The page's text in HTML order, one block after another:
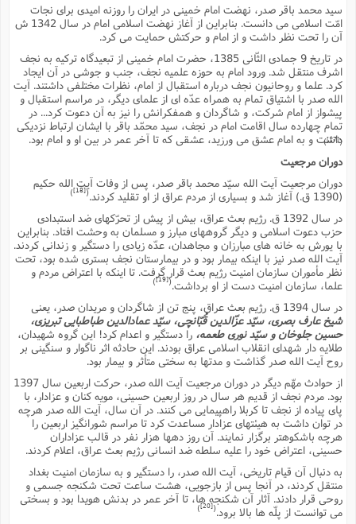
سید محمد باقر صدر، نهضت امام خمینى در ایران را روزنه امیدى براى نجات
امّت اسلامى مى دانست. بنابراین از آغاز نهضت اسلامى امام در سال 1342 ش
آن را تحت نظر داشت و از امام و حرکتش حمایت مى کرد.
در تاریخ 9 جمادى الثّانى 1385، حضرت امام خمینى از تبعیدگاه ترکیه به نجف
اشرف منتقل شد. ورود امام به حوزه علمیه نجف، جنب و جوشى در آن ایجاد
کرد. علما و روحانیون نجف درباره استقبال از امام، نظرات مختلفى داشتند. آیت
الله صدر با اشتیاق تمام به همراه عدّه اى از علماى دیگر، در مراسم استقبال و
پیشواز از امام شرکت، و شاگردان و همفکرانش را نیز به آن دعوت کرد... در
تمام چهارده سال اقامت امام در نجف، سید محمّد باقر با ایشان ارتباط نزدیکى
داشت و به امام عشق مى ورزید، عشقى که تا آخر عمر در بین او و امام بود.[17]
)
دوران مرجعیت
دوران مرجعیت آیت الله سیّد محمد باقر صدر، پس از وفات آیت الله حکیم
[18]
)
در سال 1392 ق. رژیم بعث عراق، بیش از پیش از تحرّکهاى ضد استبدادى
حزب دعوت اسلامى و دیگر گروههاى مبارز و مسلمان به وحشت افتاد. بنابراین
با یورش به خانه هاى مبارزان و مجاهدان، عدّه زیادى را دستگیر و زندانى کردند.
آیت الله صدر نیز با اینکه بیمار بود و در بیمارستان نجف بسترى شده بود، تحت
نظر مأموران سازمان امنیت رژیم بعث قرار گرفت. تا اینکه با اعتراض مردم و
علما، سازمان امنیت دست از او برداشت.(
[19]
)
در سال 1394 ق. رژیم بعث عراق، پنج تن از شاگردان و مریدان صدر، یعنى
شیخ عارف بصرى، سیّد عزّالدین قُبّانچى، سیّد عمادالدین طباطبایى تبریزى،
حسین جلوخان و سیّد نورى طعمه،را دستگیر و اعدام کرد! این گروه شهیدان،
طلایه دار شهداى انقلاب اسلامى عراق بودند. این حادثه اثر ناگوار و سنگینى بر
روح آیت الله صدر گذاشت و مدتها به سختى متأثر و بیمار بود.
از حوادث مهّم دیگر در دوران مرجعیت آیت الله صدر، حرکت اربعین سال 1397
بود. مردم نجف از قدیم هر سال در روز اربعین حسینى، مویه کنان و عزادار، با
پاى پیاده از نجف تا کربلا راهپیمایى مى کنند. در آن سال، آیت الله صدر هرچه
در توان داشت به هیئتهاى عزادار مساعدت کرد تا مراسم شورانگیز اربعین را
هرچه باشکوهتر برگزار نمایند. آن روز دهها هزار نفر در قالب عزاداران
حسینى، اعتراض خود را علیه سلطه ضد انسانى رژیم بعث عراق، اعلام کردند.
به دنبال آن قیام تاریخى، آیت الله صدر، را دستگیر و به سازمان امنیت بغداد
منتقل کردند، در آنجا پس از بازجویى، هشت ساعت تحت شکنجه جسمى و
روحى قرار دادند. آثار آن شکنجه ها، تا آخر عمر در بدنش هویدا بود و بسختى
مى توانست از پلّه ها بالا برود.(
[20]
)